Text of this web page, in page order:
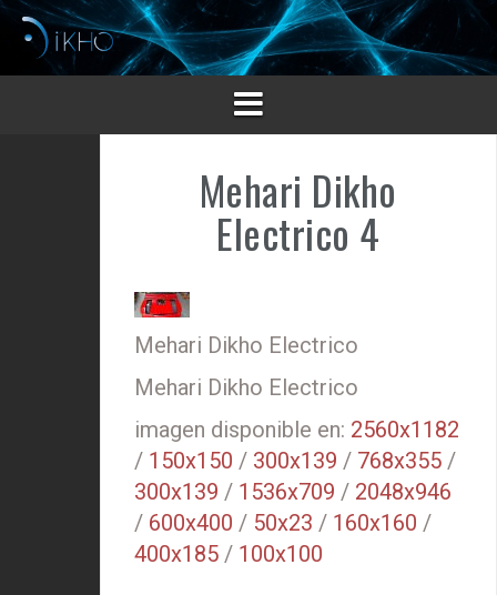
Saltar
contenido
Mehari Dikho
Electrico 4
Mehari Dikho Electrico
Mehari Dikho Electrico
imagen disponible en: 2560x1182
/ 150x150 / 300x139 / 768x355/
300x139 / 1536x709 / 2048x946
/ 600x400 / 50x23 / 160x160 /
400x185/ 100x100